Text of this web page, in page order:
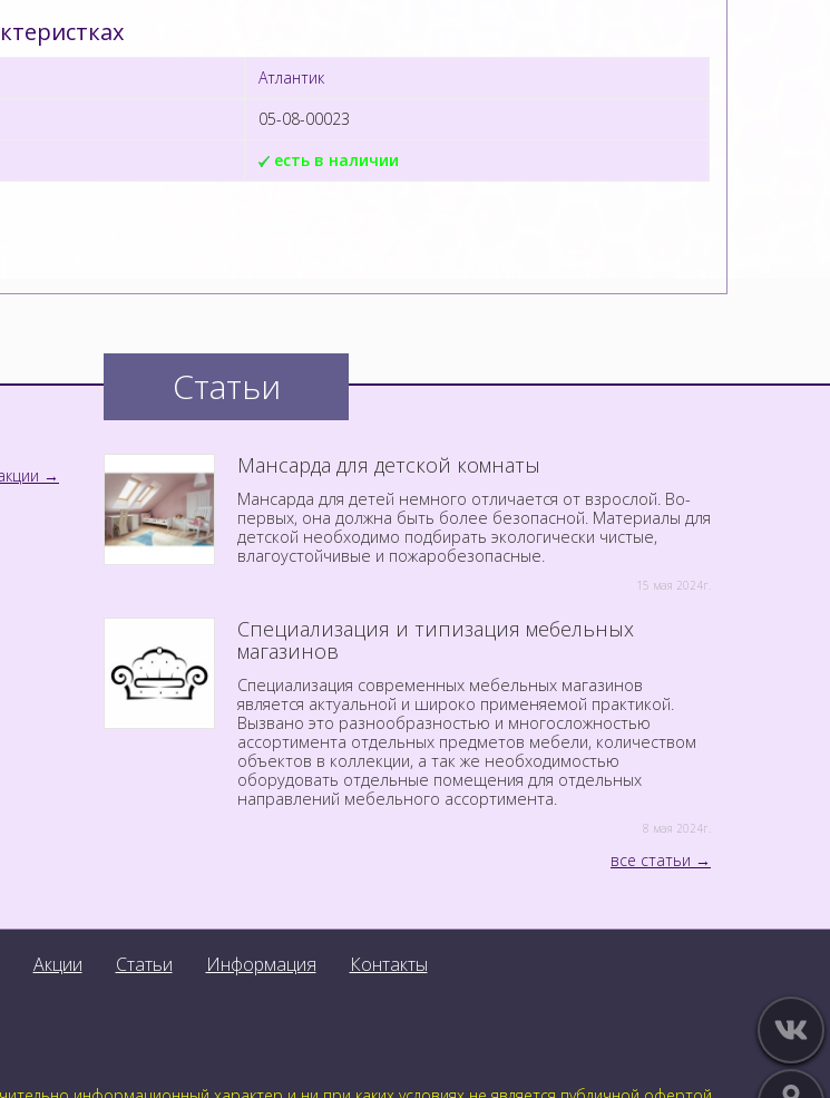
Атлантик
05-08-00023
есть в наличии
Статьи
Мансарда для детской комнаты
Мансарда для детей немного отличается от взрослой. Во-
первых, она должна быть более безопасной. Материалы для
детской необходимо подбирать экологически чистые,
влагоустойчивые и пожаробезопасные.
15 мая 2024г.
Специализация и типизация мебельных
магазинов
Специализация современных мебельных магазинов
является актуальной и широко применяемой практикой.
Вызвано это разнообразностью и многосложностью
ассортимента отдельных предметов мебели, количеством
объектов в коллекции, а так же необходимостью
оборудовать отдельные помещения для отдельных
направлений мебельного ассортимента.
8 мая 2024г.
все статьи
Акции Статьи Информация Контакты